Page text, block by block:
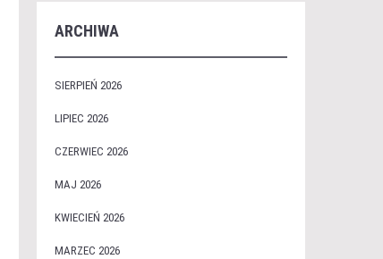
ARCHIWA
SIERPIEŃ 2026
LIPIEC 2026
CZERWIEC 2026
MAJ 2026
KWIECIEŃ 2026
MARZEC 2026